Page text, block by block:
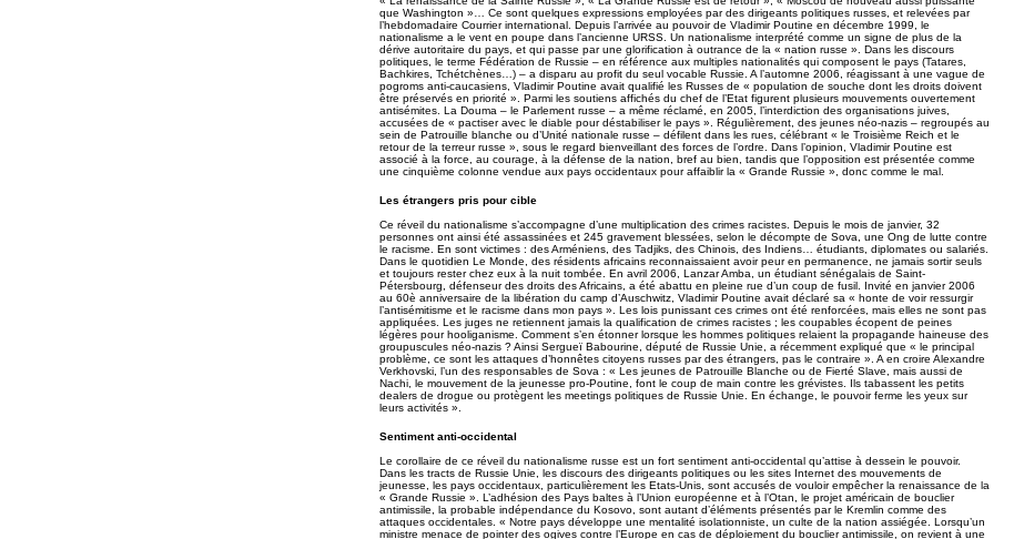
que Washington »… Ce sont quelques expressions employées par des dirigeants politiques russes, et relevées par
l’hebdomadaire Courrier international. Depuis l’arrivée au pouvoir de Vladimir Poutine en décembre 1999, le
nationalisme a le vent en poupe dans l’ancienne URSS. Un nationalisme interprété comme un signe de plus de la
dérive autoritaire du pays, et qui passe par une glorification à outrance de la « nation russe ». Dans les discours
politiques, le terme Fédération de Russie – en référence aux multiples nationalités qui composent le pays (Tatares,
Bachkires, Tchétchènes…) – a disparu au profit du seul vocable Russie. A l’automne 2006, réagissant à une vague de
pogroms anti-caucasiens, Vladimir Poutine avait qualifié les Russes de « population de souche dont les droits doivent
être préservés en priorité ». Parmi les soutiens affichés du chef de l’Etat figurent plusieurs mouvements ouvertement
antisémites. La Douma – le Parlement russe – a même réclamé, en 2005, l’interdiction des organisations juives,
accusées de « pactiser avec le diable pour déstabiliser le pays ». Régulièrement, des jeunes néo-nazis – regroupés au
sein de Patrouille blanche ou d’Unité nationale russe – défilent dans les rues, célébrant « le Troisième Reich et le
retour de la terreur russe », sous le regard bienveillant des forces de l’ordre. Dans l’opinion, Vladimir Poutine est
associé à la force, au courage, à la défense de la nation, bref au bien, tandis que l’opposition est présentée comme
une cinquième colonne vendue aux pays occidentaux pour affaiblir la « Grande Russie », donc comme le mal.
Les étrangers pris pour cible
Ce réveil du nationalisme s’accompagne d’une multiplication des crimes racistes. Depuis le mois de janvier, 32
personnes ont ainsi été assassinées et 245 gravement blessées, selon le décompte de Sova, une Ong de lutte contre
le racisme. En sont victimes : des Arméniens, des Tadjiks, des Chinois, des Indiens… étudiants, diplomates ou salariés.
Dans le quotidien Le Monde, des résidents africains reconnaissaient avoir peur en permanence, ne jamais sortir seuls
et toujours rester chez eux à la nuit tombée. En avril 2006, Lanzar Amba, un étudiant sénégalais de Saint-
Pétersbourg, défenseur des droits des Africains, a été abattu en pleine rue d’un coup de fusil. Invité en janvier 2006
au 60è anniversaire de la libération du camp d’Auschwitz, Vladimir Poutine avait déclaré sa « honte de voir ressurgir
l’antisémitisme et le racisme dans mon pays ». Les lois punissant ces crimes ont été renforcées, mais elles ne sont pas
appliquées. Les juges ne retiennent jamais la qualification de crimes racistes ; les coupables écopent de peines
légères pour hooliganisme. Comment s’en étonner lorsque les hommes politiques relaient la propagande haineuse des
groupuscules néo-nazis ? Ainsi Sergueï Babourine, député de Russie Unie, a récemment expliqué que « le principal
problème, ce sont les attaques d’honnêtes citoyens russes par des étrangers, pas le contraire ». A en croire Alexandre
Verkhovski, l’un des responsables de Sova : « Les jeunes de Patrouille Blanche ou de Fierté Slave, mais aussi de
Nachi, le mouvement de la jeunesse pro-Poutine, font le coup de main contre les grévistes. Ils tabassent les petits
dealers de drogue ou protègent les meetings politiques de Russie Unie. En échange, le pouvoir ferme les yeux sur
leurs activités ».
Sentiment anti-occidental
Le corollaire de ce réveil du nationalisme russe est un fort sentiment anti-occidental qu’attise à dessein le pouvoir.
Dans les tracts de Russie Unie, les discours des dirigeants politiques ou les sites Internet des mouvements de
jeunesse, les pays occidentaux, particulièrement les Etats-Unis, sont accusés de vouloir empêcher la renaissance de la
« Grande Russie ». L’adhésion des Pays baltes à l’Union européenne et à l’Otan, le projet américain de bouclier
antimissile, la probable indépendance du Kosovo, sont autant d’éléments présentés par le Kremlin comme des
attaques occidentales. « Notre pays développe une mentalité isolationniste, un culte de la nation assiégée. Lorsqu’un
ministre menace de pointer des ogives contre l’Europe en cas de déploiement du bouclier antimissile, on revient à une